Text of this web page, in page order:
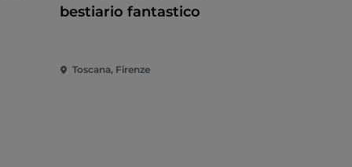
bestiario fantastico
Toscana, Firenze